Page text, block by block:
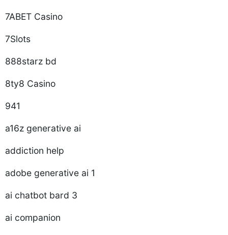
7ABET Casino
7Slots
888starz bd
8ty8 Casino
941
a16z generative ai
addiction help
adobe generative ai 1
ai chatbot bard 3
ai companion